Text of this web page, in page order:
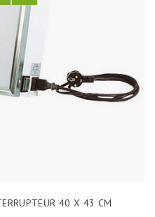
40 X 43 CM